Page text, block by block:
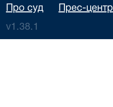
Про суд Прес-центр
v1.38.1